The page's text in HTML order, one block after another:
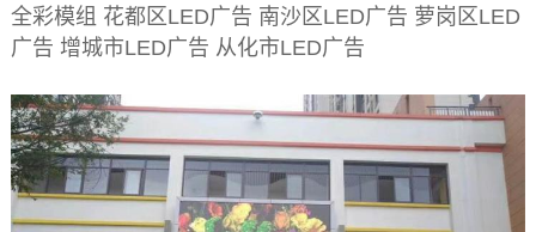
全彩模组 花都区LED广告 南沙区LED广告 萝岗区LED
广告 增城市LED广告 从化市LED广告